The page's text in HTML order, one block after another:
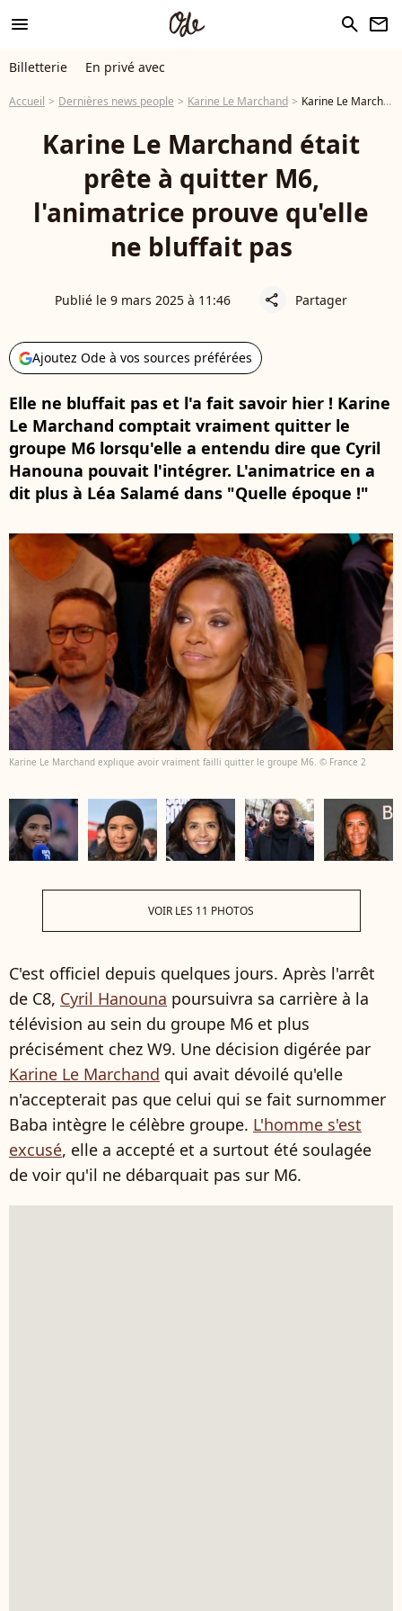
menu search newsletter
Billetterie En privé avec
Accueil Dernières news people Karine Le Marchand Karine Le Marchand était bien prête à quitter M6 avant les excuses de Cyril Hanouna, l'animatrice prouve qu'elle ne bluffait pas
Karine Le Marchand était
prête à quitter M6,
l'animatrice prouve qu'elle
ne bluffait pas
Publié le 9 mars 2025 à 11:46 share Partager
Ajoutez Ode à vos sources préférées
Elle ne bluffait pas et l'a fait savoir hier ! Karine
Le Marchand comptait vraiment quitter le
groupe M6 lorsqu'elle a entendu dire que Cyril
Hanouna pouvait l'intégrer. L'animatrice en a
dit plus à Léa Salamé dans "Quelle époque !"
Karine Le Marchand explique avoir vraiment failli quitter le groupe M6. © France 2
VOIR LES 11 PHOTOS
C'est officiel depuis quelques jours. Après l'arrêt
de C8, Cyril Hanouna poursuivra sa carrière à la
télévision au sein du groupe M6 et plus
précisément chez W9. Une décision digérée par
Karine Le Marchand qui avait dévoilé qu'elle
n'accepterait pas que celui qui se fait surnommer
Baba intègre le célèbre groupe. L'homme s'est
excusé, elle a accepté et a surtout été soulagée
de voir qu'il ne débarquait pas sur M6.